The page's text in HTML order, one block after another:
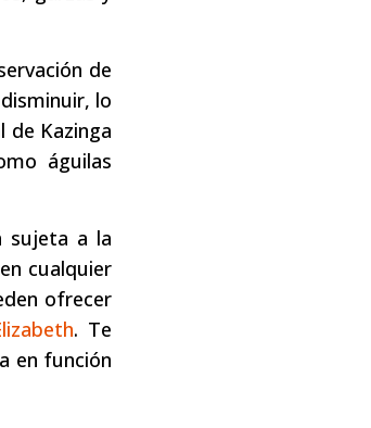
de
lo
de Kazinga
águilas
sujeta a la
cualquier
ofrecer
. Te
en función